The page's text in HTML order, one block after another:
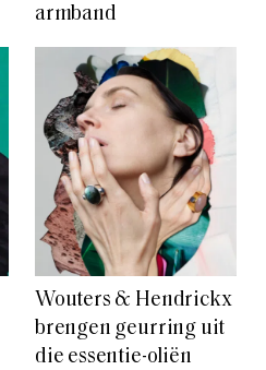
armband
Wouters & Hendrickx
brengen geurring uit
die essentie-oliën